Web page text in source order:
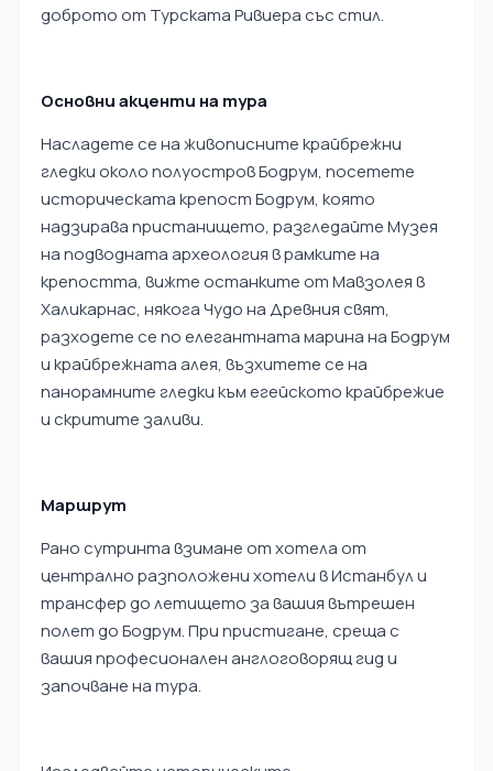
доброто от Турската Ривиера със стил.
Основни акценти на тура
Насладете се на живописните крайбрежни
гледки около полуостров Бодрум, посетете
историческата крепост Бодрум, която
надзирава пристанището, разгледайте Музея
на подводната археология в рамките на
крепостта, вижте останките от Мавзолея в
Халикарнас, някога Чудо на Древния свят,
разходете се по елегантната марина на Бодрум
и крайбрежната алея, възхитете се на
панорамните гледки към егейското крайбрежие
и скритите заливи.
Маршрут
Рано сутринта взимане от хотела от
централно разположени хотели в Истанбул и
трансфер до летището за вашия вътрешен
полет до Бодрум. При пристигане, среща с
вашия професионален англоговорящ гид и
започване на тура.